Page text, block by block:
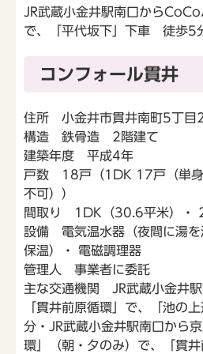
JR武蔵小金井駅南口からCoCo
で、「平代坂下」下車 徒歩5
コンフォール貫井
住所 小金井市貫井南町5丁目
構造 鉄骨造 2階建て
建築年度 平成4年
戸数 18戸（1DK 17戸（単
不可））
間取り 1DK（30.6平米）・
設備 電気温水器（夜間に湯を
保温）・ 電磁調理器
管理人 事業者に委託
主な交通機関 JR武蔵小金井
「貫井前原循環」で、「池の
分・JR武蔵小金井駅南口から
環」（朝・夕のみ）で、「貫